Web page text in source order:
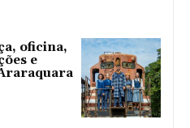
oficina,
e